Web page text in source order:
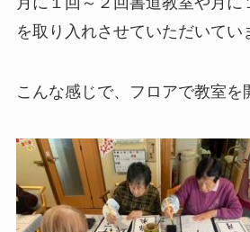
を取り入れさせていただいてい
こんな感じで、フロアで教室を